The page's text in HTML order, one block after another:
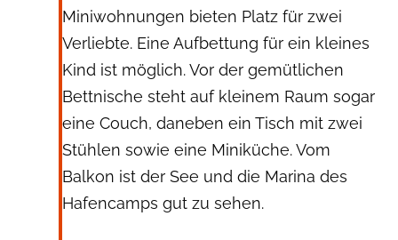
Miniwohnungen bieten Platz für zwei
Verliebte. Eine Aufbettung für ein kleines
Kind ist möglich. Vor der gemütlichen
Bettnische steht auf kleinem Raum sogar
eine Couch, daneben ein Tisch mit zwei
Stühlen sowie eine Miniküche. Vom
Balkon ist der See und die Marina des
Hafencamps gut zu sehen.